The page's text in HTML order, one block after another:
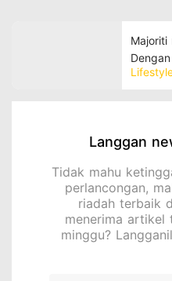
Majoriti
Langgan
Tidak mahu
perlancongan,
riadah terbaik
menerima artikel
minggu?